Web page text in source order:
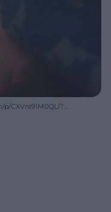
CXVnl91M0QL/?